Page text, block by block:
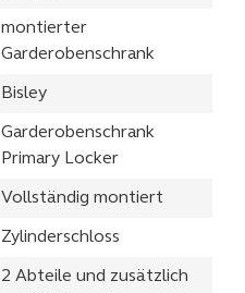
montierter
Garderobenschrank
Bisley
Garderobenschrank
Primary Locker
Vollständig montiert
Zylinderschloss
2 Abteile und zusätzlich